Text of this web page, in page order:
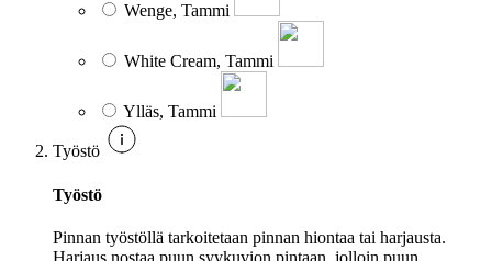
Wenge, Tammi
White Cream, Tammi
Ylläs, Tammi
Työstö
Työstö
Pinnan työstöllä tarkoitetaan pinnan hiontaa tai harjausta.
Harjaus nostaa puun syykuvion pintaan, jolloin puun